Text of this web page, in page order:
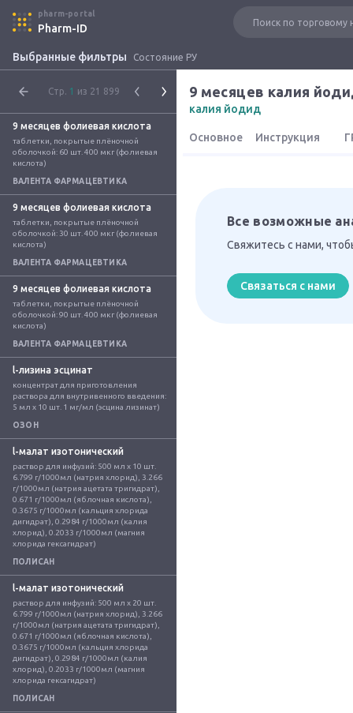
pharm-portal
Pharm-ID
Выбранные фильтры Состояние РУ
Стр. 1 из 21 899
9 месяцев фолиевая кислота
таблетки, покрытые плёночной
оболочкой: 60 шт. 400 мкг (фолиевая
кислота)
ВАЛЕНТА ФАРМАЦЕВТИКА
9 месяцев фолиевая кислота
таблетки, покрытые плёночной
оболочкой: 30 шт. 400 мкг (фолиевая
кислота)
ВАЛЕНТА ФАРМАЦЕВТИКА
9 месяцев фолиевая кислота
таблетки, покрытые плёночной
оболочкой: 90 шт. 400 мкг (фолиевая
кислота)
ВАЛЕНТА ФАРМАЦЕВТИКА
l-лизина эсцинат
концентрат для приготовления
раствора для внутривенного введения:
5 мл x 10 шт. 1 мг/мл (эсцина лизинат)
ОЗОН
l-малат изотонический
раствор для инфузий: 500 мл x 10 шт.
6.799 г/1000мл (натрия хлорид), 3.266
г/1000мл (натрия ацетата тригидрат),
0.671 г/1000мл (яблочная кислота),
0.3675 г/1000мл (кальция хлорида
дигидрат), 0.2984 г/1000мл (калия
хлорид), 0.2033 г/1000мл (магния
хлорида гексагидрат)
ПОЛИСАН
l-малат изотонический
раствор для инфузий: 500 мл x 20 шт.
6.799 г/1000мл (натрия хлорид), 3.266
г/1000мл (натрия ацетата тригидрат),
0.671 г/1000мл (яблочная кислота),
0.3675 г/1000мл (кальция хлорида
дигидрат), 0.2984 г/1000мл (калия
хлорид), 0.2033 г/1000мл (магния
хлорида гексагидрат)
ПОЛИСАН
9 месяцев калия
калия йодид
Основное Инструкция
Все возможные
Свяжитесь с нами,
Связаться с нами